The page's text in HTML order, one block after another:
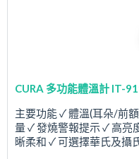
CURA 多功能體溫計 IT-
主要功能 ✓ 體溫(耳朵/前
量 ✓ 發燒警報提示 ✓ 高亮
晰柔和 ✓ 可選擇華氏及攝